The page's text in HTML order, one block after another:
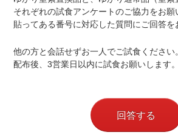
それぞれの試食アンケートのご協力をお願
貼ってある番号に対応した質問にご回答を
他の方と会話せずお一人でご試食ください
配布後、3営業日以内に試食お願いします。
回答する